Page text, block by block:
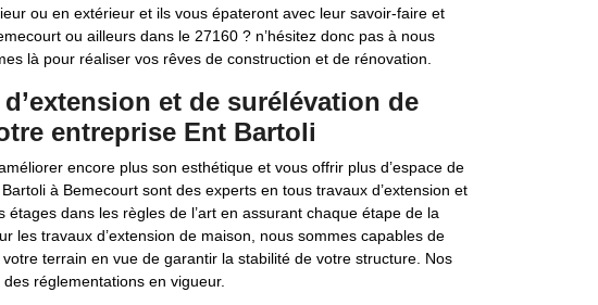
ou en extérieur et ils vous épateront avec leur savoir-faire et
ou ailleurs dans le 27160 ? n’hésitez donc pas à nous
là pour réaliser vos rêves de construction et de rénovation.
et de surélévation de
entreprise Ent Bartoli
encore plus son esthétique et vous offrir plus d’espace de
à Bemecourt sont des experts en tous travaux d’extension et
dans les règles de l’art en assurant chaque étape de la
les travaux d’extension de maison, nous sommes capables de
terrain en vue de garantir la stabilité de votre structure. Nos
réglementations en vigueur.